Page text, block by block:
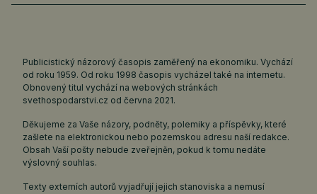
Publicistický názorový časopis zaměřený na ekonomiku. Vychází
od roku 1959. Od roku 1998 časopis vycházel také na internetu.
Obnovený titul vychází na webových stránkách
svethospodarstvi.cz od června 2021.
Děkujeme za Vaše názory, podněty, polemiky a příspěvky, které
zašlete na elektronickou nebo pozemskou adresu naší redakce.
Obsah Vaší pošty nebude zveřejněn, pokud k tomu nedáte
výslovný souhlas.
Texty externích autorů vyjadřují jejich stanoviska a nemusí